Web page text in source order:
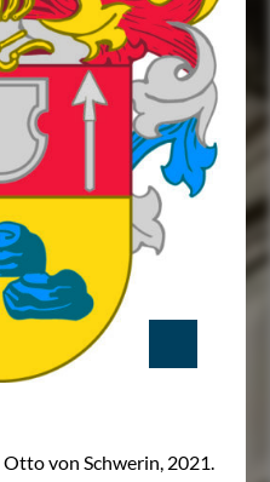
Otto von Schwerin, 2021.